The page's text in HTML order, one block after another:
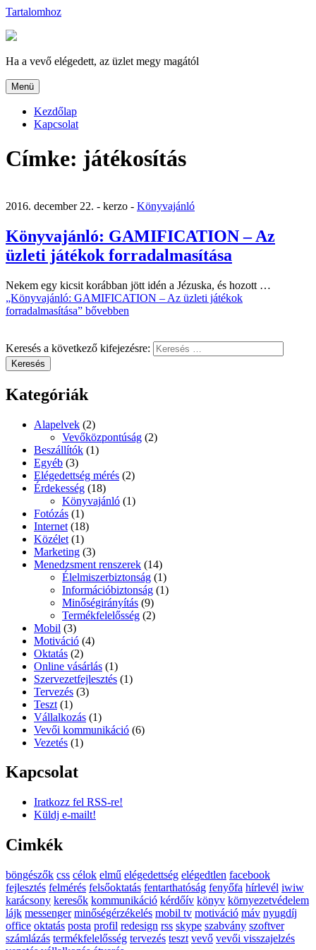
Tartalomhoz
Ha a vevő elégedett, az üzlet megy magától
Menü
Kezdőlap
Kapcsolat
Címke: játékosítás
2016. december 22. - kerzo - Könyvajánló
Könyvajánló: GAMIFICATION – Az
üzleti játékok forradalmasítása
Nekem egy kicsit korábban jött idén a Jézuska, és hozott …
„Könyvajánló: GAMIFICATION – Az üzleti játékok
forradalmasítása” bővebben
Keresés a következő kifejezésre:
Keresés
Kategóriák
Alapelvek (2)
Vevőközpontúság (2)
Beszállítók (1)
Egyéb (3)
Elégedettség mérés (2)
Érdekesség (18)
Könyvajánló (1)
Fotózás (1)
Internet (18)
Közélet (1)
Marketing (3)
Menedzsment renszerek (14)
Élelmiszerbiztonság (1)
Információbiztonság (1)
Minőségirányítás (9)
Termékfelelősség (2)
Mobil (3)
Motiváció (4)
Oktatás (2)
Online vásárlás (1)
Szervezetfejlesztés (1)
Tervezés (3)
Teszt (1)
Vállalkozás (1)
Vevői kommunikáció (6)
Vezetés (1)
Kapcsolat
Iratkozz fel RSS-re!
Küldj e-mailt!
Cimkék
böngészők css célok elmű elégedettség elégedtlen facebook
fejlesztés felmérés felsőoktatás fentarthatóság fenyőfa hírlevél iwiw
karácsony keresők kommunikáció kérdőív könyv környezetvédelem
lájk messenger minőségérzékelés mobil tv motiváció máv nyugdíj
office oktatás posta profil redesign rss skype szabvány szoftver
számlázás termékfelelősség tervezés teszt vevő vevői visszajelzés